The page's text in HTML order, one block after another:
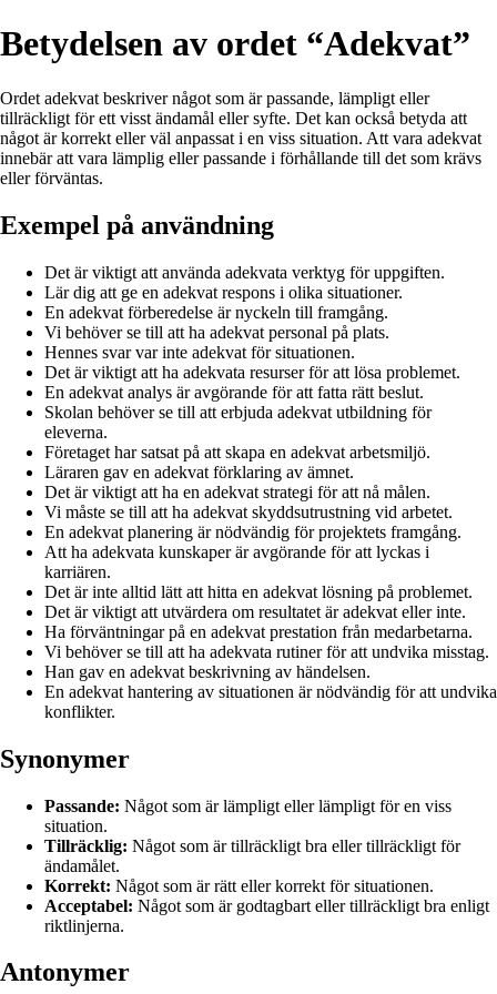
Betydelsen av ordet “Adekvat”
Ordet adekvat beskriver något som är passande, lämpligt eller
tillräckligt för ett visst ändamål eller syfte. Det kan också betyda att
något är korrekt eller väl anpassat i en viss situation. Att vara adekvat
innebär att vara lämplig eller passande i förhållande till det som krävs
eller förväntas.
Exempel på användning
Det är viktigt att använda adekvata verktyg för uppgiften.
Lär dig att ge en adekvat respons i olika situationer.
En adekvat förberedelse är nyckeln till framgång.
Vi behöver se till att ha adekvat personal på plats.
Hennes svar var inte adekvat för situationen.
Det är viktigt att ha adekvata resurser för att lösa problemet.
En adekvat analys är avgörande för att fatta rätt beslut.
Skolan behöver se till att erbjuda adekvat utbildning för
eleverna.
Företaget har satsat på att skapa en adekvat arbetsmiljö.
Läraren gav en adekvat förklaring av ämnet.
Det är viktigt att ha en adekvat strategi för att nå målen.
Vi måste se till att ha adekvat skyddsutrustning vid arbetet.
En adekvat planering är nödvändig för projektets framgång.
Att ha adekvata kunskaper är avgörande för att lyckas i
karriären.
Det är inte alltid lätt att hitta en adekvat lösning på problemet.
Det är viktigt att utvärdera om resultatet är adekvat eller inte.
Ha förväntningar på en adekvat prestation från medarbetarna.
Vi behöver se till att ha adekvata rutiner för att undvika misstag.
Han gav en adekvat beskrivning av händelsen.
En adekvat hantering av situationen är nödvändig för att undvika
konflikter.
Synonymer
Passande: Något som är lämpligt eller lämpligt för en viss
situation.
Tillräcklig: Något som är tillräckligt bra eller tillräckligt för
ändamålet.
Korrekt: Något som är rätt eller korrekt för situationen.
Acceptabel: Något som är godtagbart eller tillräckligt bra enligt
riktlinjerna.
Antonymer